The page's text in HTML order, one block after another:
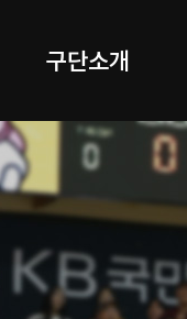
구단소개